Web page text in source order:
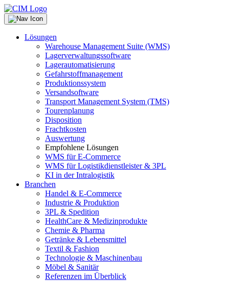
Lösungen
Warehouse Management Suite (WMS)
Lagerverwaltungssoftware
Lagerautomatisierung
Gefahrstoffmanagement
Produktionssystem
Versandsoftware
Transport Management System (TMS)
Tourenplanung
Disposition
Frachtkosten
Auswertung
Empfohlene Lösungen
WMS für E-Commerce
WMS für Logistikdienstleister & 3PL
KI in der Intralogistik
Branchen
Handel & E-Commerce
Industrie & Produktion
3PL & Spedition
HealthCare & Medizinprodukte
Chemie & Pharma
Getränke & Lebensmittel
Textil & Fashion
Technologie & Maschinenbau
Möbel & Sanitär
Referenzen im Überblick